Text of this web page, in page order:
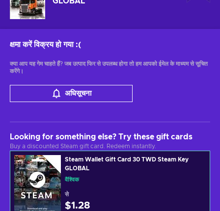
क्षमा करें विक्रय हो गया :(
क्या आप यह गेम चाहते हैं? जब उत्पाद फिर से उपलब्ध होगा तो हम आपको ईमेल के माध्यम से सूचित
करेंगे।
अधिसूचना
Looking for something else? Try these gift cards
Buy a discounted Steam gift card. Redeem instantly.
Steam Wallet Gift Card 30 TWD Steam Key
GLOBAL
वैश्विक
से
$1.28